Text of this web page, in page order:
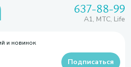
637-88-99
A1, МТС, Life
и новинок
Подписаться